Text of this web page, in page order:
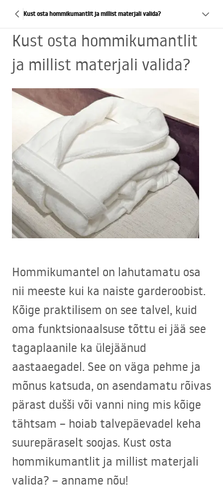
Kust osta hommikumantlit ja millist materjali valida?
Kust osta hommikumantlit
ja millist materjali valida?
Hommikumantel on lahutamatu osa
nii meeste kui ka naiste garderoobist.
Kõige praktilisem on see talvel, kuid
oma funktsionaalsuse tõttu ei jää see
tagaplaanile ka ülejäänud
aastaaegadel. See on väga pehme ja
mõnus katsuda, on asendamatu rõivas
pärast dušši või vanni ning mis kõige
tähtsam – hoiab talvepäevadel keha
suurepäraselt soojas. Kust osta
hommikumantlit ja millist materjali
valida? – anname nõu!